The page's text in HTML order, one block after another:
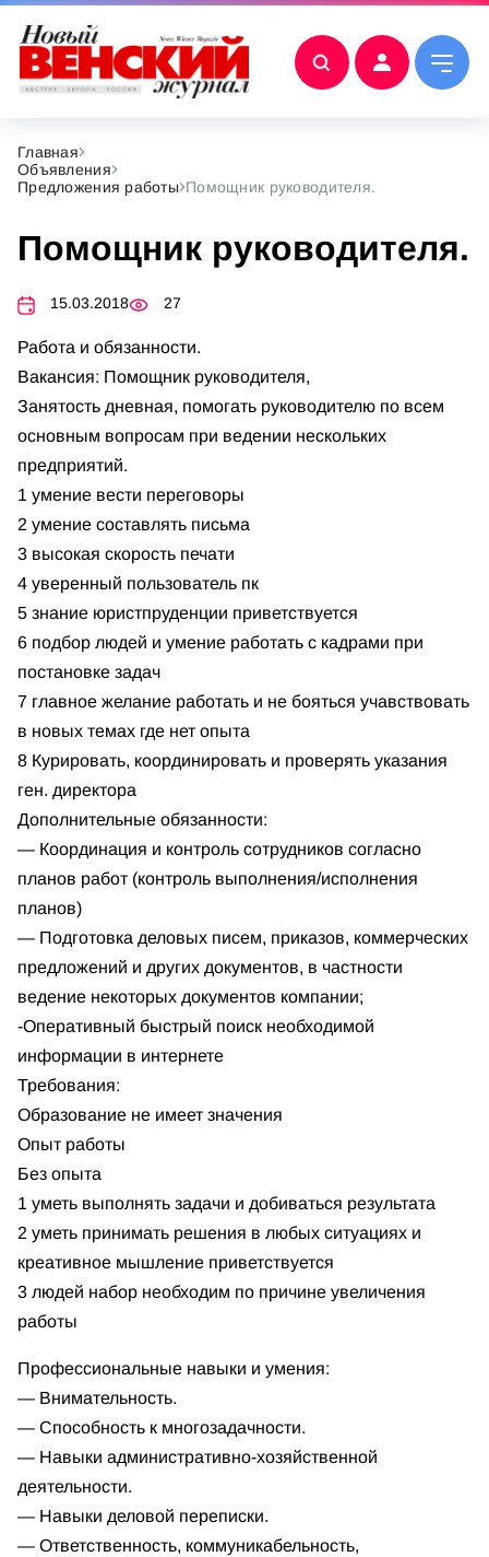
Главная
Объявления
Предложения работы Помощник руководителя.
Помощник руководителя.
15.03.2018 27
Работа и обязанности.
Вакансия: Помощник руководителя,
Занятость дневная, помогать руководителю по всем
основным вопросам при ведении нескольких
предприятий.
1 умение вести переговоры
2 умение составлять письма
3 высокая скорость печати
4 уверенный пользователь пк
5 знание юристпруденции приветствуется
6 подбор людей и умение работать с кадрами при
постановке задач
7 главное желание работать и не бояться учавствовать
в новых темах где нет опыта
8 Курировать, координировать и проверять указания
ген. директора
Дополнительные обязанности:
— Координация и контроль сотрудников согласно
планов работ (контроль выполнения/исполнения
планов)
— Подготовка деловых писем, приказов, коммерческих
предложений и других документов, в частности
ведение некоторых документов компании;
-Оперативный быстрый поиск необходимой
информации в интернете
Требования:
Образование не имеет значения
Опыт работы
Без опыта
1 уметь выполнять задачи и добиваться результата
2 уметь принимать решения в любых ситуациях и
крeативное мышление приветствуется
3 людей набор необходим по причине увеличения
работы
Профессиональные навыки и умения:
— Внимательность.
— Способность к многозадачности.
— Навыки административно-хозяйственной
деятельности.
— Навыки деловой переписки.
— Ответственность, коммуникабельность,